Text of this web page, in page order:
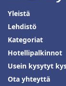
Yleistä
Lehdistö
Kategoriat
Hotellipalkinnot
Usein kysytyt
Ota yhteyttä